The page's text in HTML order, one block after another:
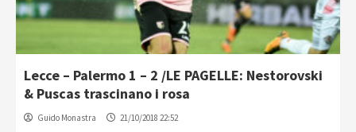
Lecce – Palermo 1 – 2 /LE PAGELLE: Nestorovski
& Puscas trascinano i rosa
Guido Monastra 21/10/2018 22:52